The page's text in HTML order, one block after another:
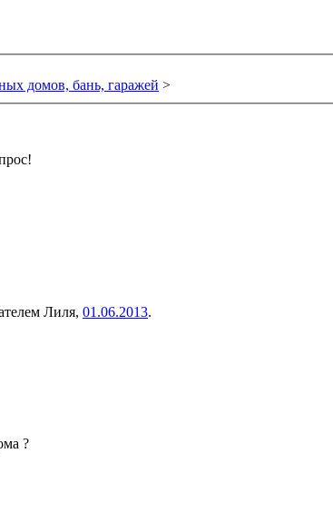
домов, бань, гаражей >
Лиля, 01.06.2013.
?